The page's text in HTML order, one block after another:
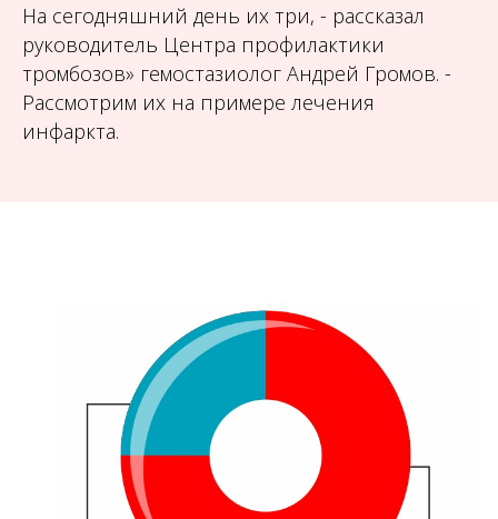
На сегодняшний день их три, - рассказал
руководитель Центра профилактики
тромбозов» гемостазиолог Андрей Громов. -
Рассмотрим их на примере лечения
инфаркта.